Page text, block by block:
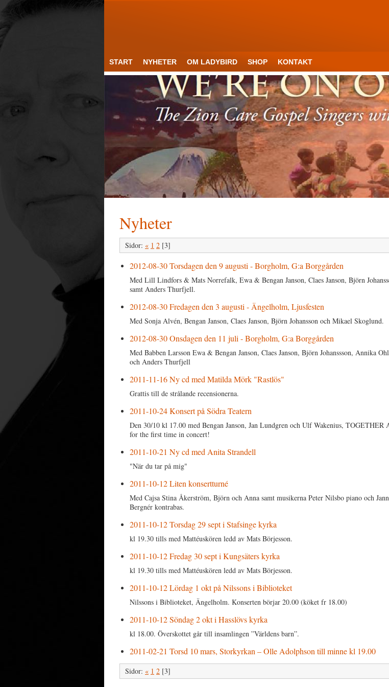
START NYHETER OM LADYBIRD SHOP KONTAKT
Nyheter
Sidor: « 1 2 [3]
2012-08-30 Torsdagen den 9 augusti - Borgholm, G:a Borggården
Med Lill Lindfors & Mats Norrefalk, Ewa & Bengan Janson, Claes Janson, Björn
samt Anders Thurfjell.
2012-08-30 Fredagen den 3 augusti - Ängelholm, Ljusfesten
Med Sonja Alvén, Bengan Janson, Claes Janson, Björn Johansson och Mikael Skoglund.
2012-08-30 Onsdagen den 11 juli - Borgholm, G:a Borggården
Med Babben Larsson Ewa & Bengan Janson, Claes Janson, Björn Johanssson, Annika
och Anders Thurfjell
2011-11-16 Ny cd med Matilda Mörk "Rastlös"
Grattis till de strålande recensionerna.
2011-10-24 Konsert på Södra Teatern
Den 30/10 kl 17.00 med Bengan Janson, Jan Lundgren och Ulf Wakenius, TOGETHER
for the first time in concert!
2011-10-21 Ny cd med Anita Strandell
"När du tar på mig"
2011-10-12 Liten konsertturné
Med Cajsa Stina Åkerström, Björn och Anna samt musikerna Peter Nilsbo piano och
Bergnér kontrabas.
2011-10-12 Torsdag 29 sept i Stafsinge kyrka
kl 19.30 tills med Mattéuskören ledd av Mats Börjesson.
2011-10-12 Fredag 30 sept i Kungsäters kyrka
kl 19.30 tills med Mattéuskören ledd av Mats Börjesson.
2011-10-12 Lördag 1 okt på Nilssons i Biblioteket
Nilssons i Biblioteket, Ängelholm. Konserten börjar 20.00 (köket fr 18.00)
2011-10-12 Söndag 2 okt i Hasslövs kyrka
kl 18.00. Överskottet går till insamlingen ”Världens barn”.
2011-02-21 Torsd 10 mars, Storkyrkan – Olle Adolphson till minne kl 19.00
Sidor: « 1 2 [3]